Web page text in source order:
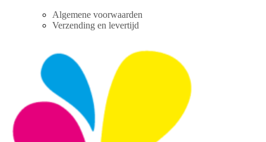
Algemene voorwaarden
Verzending en levertijd